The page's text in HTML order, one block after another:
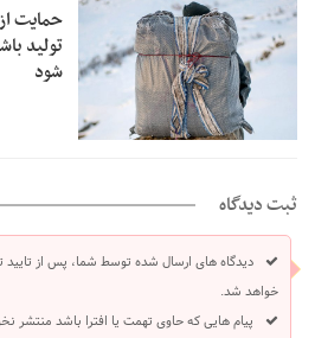
حمایت
تولید
شود
ثبت دیدگاه
دیدگاه های ارسال شده توسط شما، پس از
خواهد شد.
پیام هایی که حاوی تهمت یا افترا باشد منتشر